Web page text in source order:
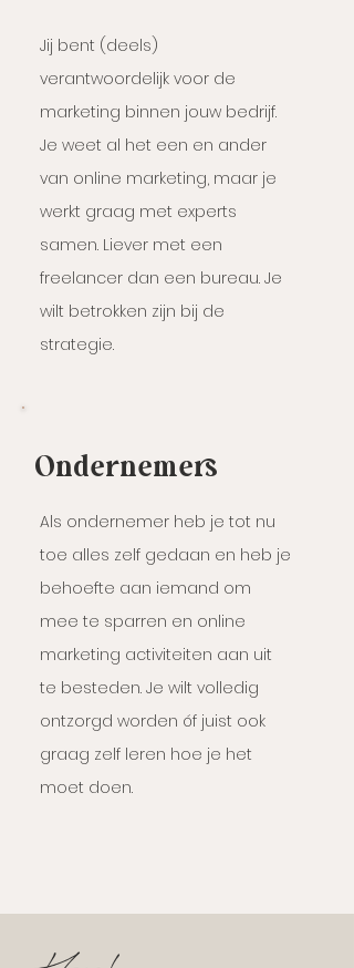
Jij bent (deels)
verantwoordelijk voor de
marketing binnen jouw bedrijf.
Je weet al het een en ander
van online marketing, maar je
werkt graag met experts
samen. Liever met een
freelancer dan een bureau. Je
wilt betrokken zijn bij de
strategie.
Ondernemers
Als ondernemer heb je tot nu
toe alles zelf gedaan en heb je
behoefte aan iemand om
mee te sparren en online
marketing activiteiten aan uit
te besteden. Je wilt volledig
ontzorgd worden óf juist ook
graag zelf leren hoe je het
moet doen.